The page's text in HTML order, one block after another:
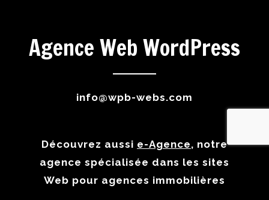
Agence Web WordPress
info@wpb-webs.com
Découvrez aussi e-Agence, notre
agence spécialisée dans les sites
Web pour agences immobilières